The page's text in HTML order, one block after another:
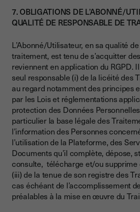
7. OBLIGATIONS DE L’ABONNÉ/
QUALITÉ DE RESPONSABLE DE
L’Abonné/Utilisateur, en sa qualité
traitement, est tenu de s’acquitter
reviennent en application du RGPD.
seul responsable (i) de la licéité des
au regard notamment des principes
par les Lois et réglementations
protection des Données
particulier la base légale des
l’information des Personnes
l’utilisation de la Plateforme, des
Documents qu’il complète, dépose,
consulte, télécharge et/ou
(iii) de la tenue de son registre des
cas échéant de l’accomplissement
préalables à la mise en œuvre du